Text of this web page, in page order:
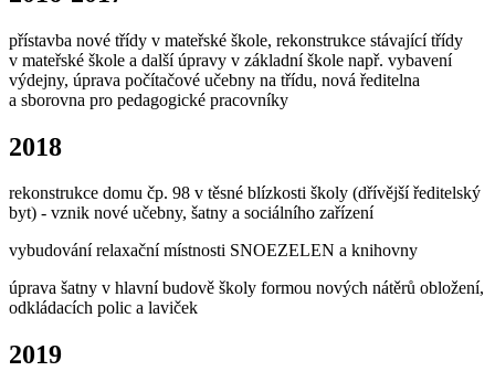
přístavba nové třídy v mateřské škole, rekonstrukce stávající třídy
v mateřské škole a další úpravy v základní škole např. vybavení
výdejny, úprava počítačové učebny na třídu, nová ředitelna
a sborovna pro pedagogické pracovníky
2018
rekonstrukce domu čp. 98 v těsné blízkosti školy (dřívější ředitelský
byt) - vznik nové učebny, šatny a sociálního zařízení
vybudování relaxační místnosti SNOEZELEN a knihovny
úprava šatny v hlavní budově školy formou nových nátěrů obložení,
odkládacích polic a laviček
2019